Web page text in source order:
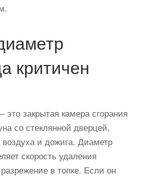
критичен
это закрытая камера сгорания
со стеклянной дверцей,
и дожига. Диаметр
скорость удаления
в топке. Если он